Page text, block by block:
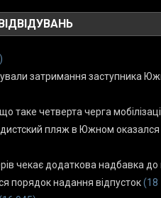
затримання заступника
таке четверта черга
пляж в Южном
чекає додаткова надбавка до
порядок надання відпусток (18